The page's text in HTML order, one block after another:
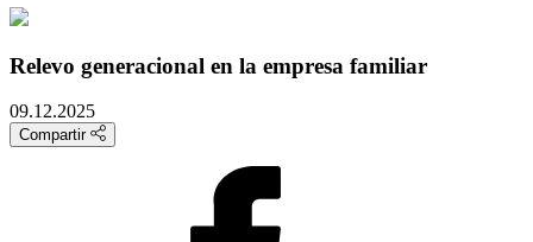
Relevo generacional en la empresa familiar
09.12.2025
Compartir